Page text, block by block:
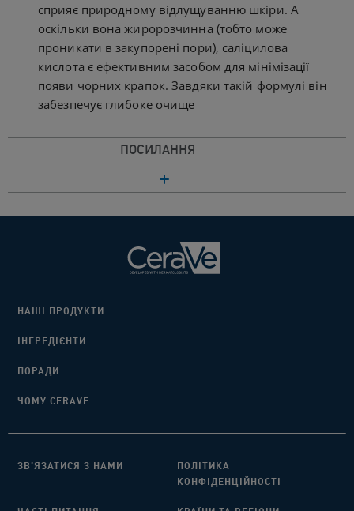
сприяє природному відлущуванню шкіри. А
оскільки вона жиророзчинна (тобто може
проникати в закупорені пори), саліцилова
кислота є ефективним засобом для мінімізації
появи чорних крапок. Завдяки такій формулі він
забезпечує глибоке очище
ПОСИЛАННЯ
НАШІ ПРОДУКТИ
ІНГРЕДІЄНТИ​
ПОРАДИ​
ЧОМУ CERAVE
ЗВ’ЯЗАТИСЯ З НАМИ​
ПОЛІТИКА
КОНФІДЕНЦІЙНОСТІ